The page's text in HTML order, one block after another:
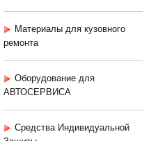
Материалы для кузовного
ремонта
Оборудование для
АВТОСЕРВИСА
Средства Индивидуальной